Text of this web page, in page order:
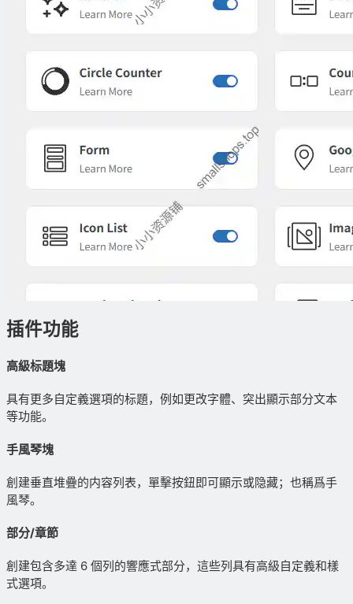
插件功能
高級标題塊
具有更多自定義選項的标題，例如更改字體、突出顯示部分文本
等功能。
手風琴塊
創建垂直堆疊的内容列表，單擊按鈕即可顯示或隐藏；也稱爲手
風琴。
部分/章節
創建包含多達 6 個列的響應式部分，這些列具有高級自定義和樣
式選項。